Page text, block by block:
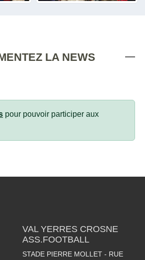
LA NEWS
pour pouvoir participer aux
VAL YERRES CROSNE
ASS.FOOTBALL
STADE PIERRE MOLLET - RUE